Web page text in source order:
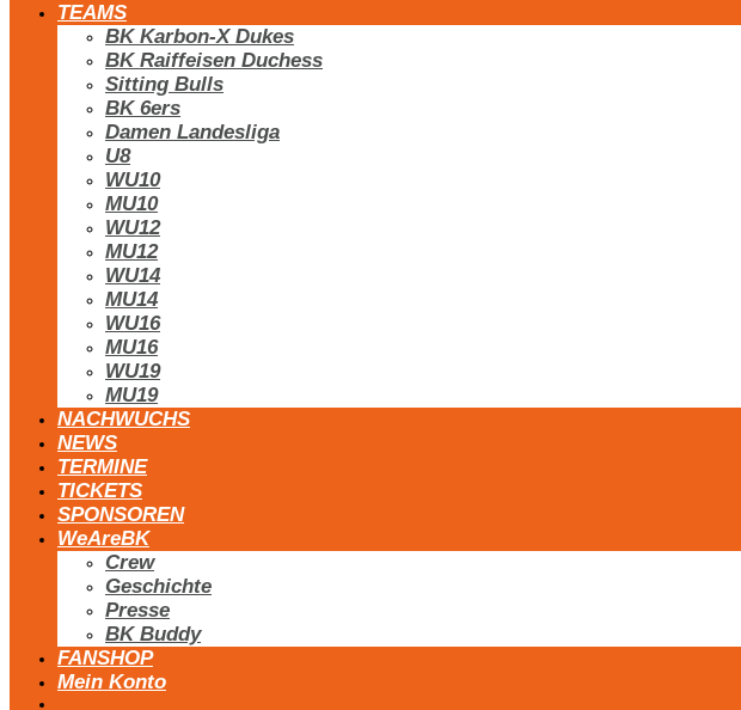
TEAMS
BK Karbon-X Dukes
BK Raiffeisen Duchess
Sitting Bulls
BK 6ers
Damen Landesliga
U8
WU10
MU10
WU12
MU12
WU14
MU14
WU16
MU16
WU19
MU19
NACHWUCHS
NEWS
TERMINE
TICKETS
SPONSOREN
WeAreBK
Crew
Geschichte
Presse
BK Buddy
FANSHOP
Mein Konto